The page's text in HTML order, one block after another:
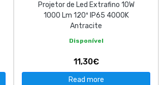
Projetor de Led Extrafino 10W
1000 Lm 120º IP65 4000K
Antracite
Disponível
11,30€
Read more